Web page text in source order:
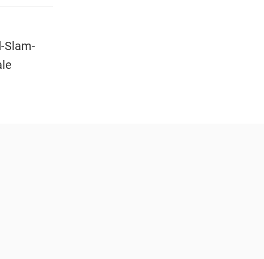
Slam-